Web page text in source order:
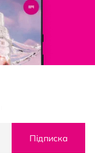
Підписка